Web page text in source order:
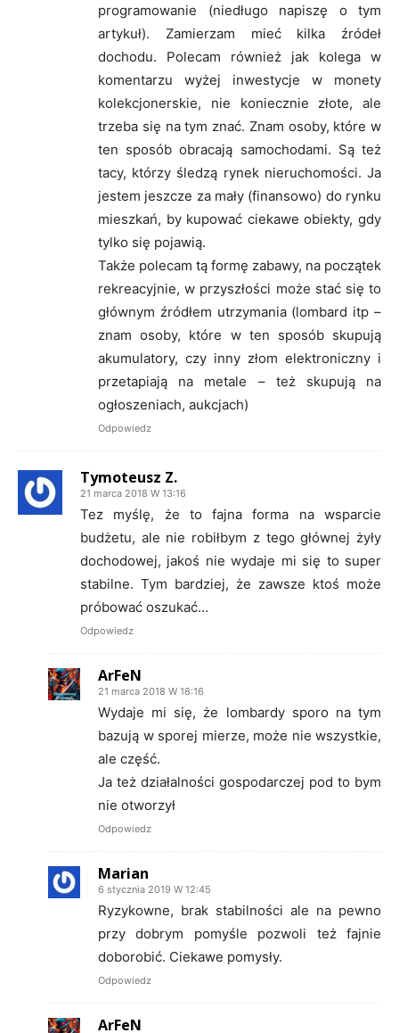
programowanie (niedługo napiszę o tym
artykuł). Zamierzam mieć kilka źródeł
dochodu. Polecam również jak kolega w
komentarzu wyżej inwestycje w monety
kolekcjonerskie, nie koniecznie złote, ale
trzeba się na tym znać. Znam osoby, które w
ten sposób obracają samochodami. Są też
tacy, którzy śledzą rynek nieruchomości. Ja
jestem jeszcze za mały (finansowo) do rynku
mieszkań, by kupować ciekawe obiekty, gdy
tylko się pojawią.
Także polecam tą formę zabawy, na początek
rekreacyjnie, w przyszłości może stać się to
głównym źródłem utrzymania (lombard itp –
znam osoby, które w ten sposób skupują
akumulatory, czy inny złom elektroniczny i
przetapiają na metale – też skupują na
ogłoszeniach, aukcjach)
Odpowiedz
Tymoteusz Z.
21 marca 2018 W 13:16
Tez myślę, że to fajna forma na wsparcie
budżetu, ale nie robiłbym z tego głównej żyły
dochodowej, jakoś nie wydaje mi się to super
stabilne. Tym bardziej, że zawsze ktoś może
próbować oszukać…
Odpowiedz
ArFeN
21 marca 2018 W 18:16
Wydaje mi się, że lombardy sporo na tym
bazują w sporej mierze, może nie wszystkie,
ale część.
Ja też działalności gospodarczej pod to bym
nie otworzył
Odpowiedz
Marian
6 stycznia 2019 W 12:45
Ryzykowne, brak stabilności ale na pewno
przy dobrym pomyśle pozwoli też fajnie
doborobić. Ciekawe pomysły.
Odpowiedz
ArFeN